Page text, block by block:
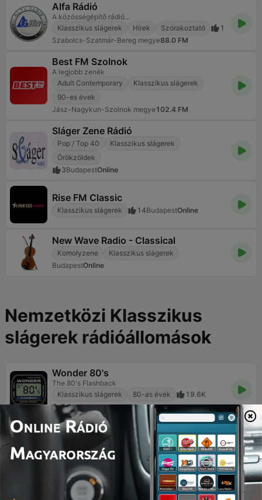
Alfa Rádió
A közösségépítő rádió...
Klasszikus slágerek
Hírek Szórakoztató
1
Szabolcs-Szatmár-Bereg megye88.0 FM
Best FM Szolnok
A legjobb zenék
Adult Contemporary
Klasszikus slágerek
90-es évek
Jász-Nagykun-Szolnok megye102.4 FM
Sláger Zene Rádió
Pop / Top 40
Klasszikus slágerek
Örökzöldek
3BudapestOnline
Rise FM Classic
Klasszikus slágerek 14BudapestOnline
New Wave Radio - Classical
Komolyzene
Klasszikus slágerek
BudapestOnline
Nemzetközi Klasszikus
slágerek rádióállomások
Wonder 80's
The 80's Flashback
Klasszikus slágerek
80-as évek
19.6K
Online
RDS - Radio Dimensione Suono
Pop / Top 40
Klasszikus slágerek
24K
103.0 FM
America's Greatest 70s Hits
All the Hits... All the time!